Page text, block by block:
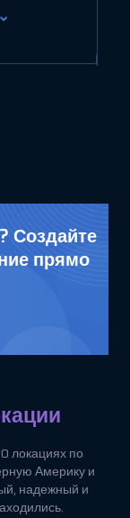
Создайте
прямо
локациях по
Америку и
надежный и